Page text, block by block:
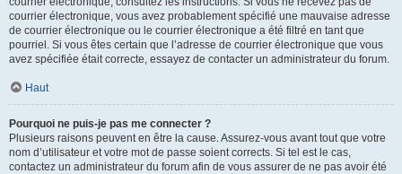
courrier électronique, vous avez probablement spécifié une mauvaise adresse
de courrier électronique ou le courrier électronique a été filtré en tant que
pourriel. Si vous êtes certain que l’adresse de courrier électronique que vous
avez spécifiée était correcte, essayez de contacter un administrateur du forum.
Haut
Pourquoi ne puis-je pas me connecter ?
Plusieurs raisons peuvent en être la cause. Assurez-vous avant tout que votre
nom d’utilisateur et votre mot de passe soient corrects. Si tel est le cas,
contactez un administrateur du forum afin de vous assurer de ne pas avoir été